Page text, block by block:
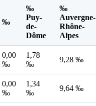
‰
‰
Puy-
de-
Dôme
‰
Auvergne-
Rhône-
Alpes
0,00
‰
1,78
‰
9,28 ‰
0,00
‰
1,34
‰
9,64 ‰